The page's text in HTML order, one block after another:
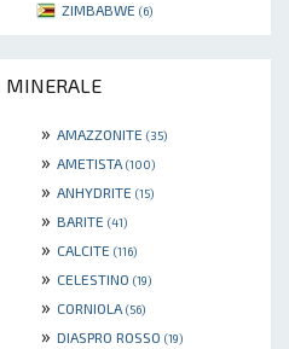
ZIMBABWE (6)
MINERALE
» AMAZZONITE (35)
» AMETISTA (100)
» ANHYDRITE (15)
» BARITE (41)
» CALCITE (116)
» CELESTINO (19)
» CORNIOLA (56)
» DIASPRO ROSSO (19)